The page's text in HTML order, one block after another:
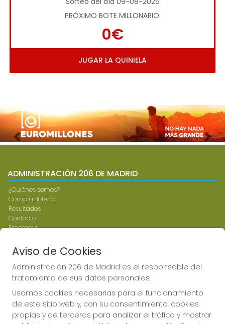
PRÓXIMO BOTE MILLONARIO:
0€
JUGAR LA QUINIELA
Imagen anterior
ADMINISTRACIÓN 206 DE MADRID
¿Quiénes somos?
Comprar lotería
Resultados
Contacto
Empresas
Peñas
Boletos digitales
Acceso
Registro
CONTACTO
ADMINISTRACION DE LOTERIAS: 206-MADRID - RECEPTOR
Aviso de Cookies
Administración 206 de Madrid es el responsable del
tratamiento de sus datos personales.
Usamos cookies necesarias para el funcionamiento
de este sitio web y, con su consentimiento, cookies
propias y de terceros para analizar el tráfico y mostrar